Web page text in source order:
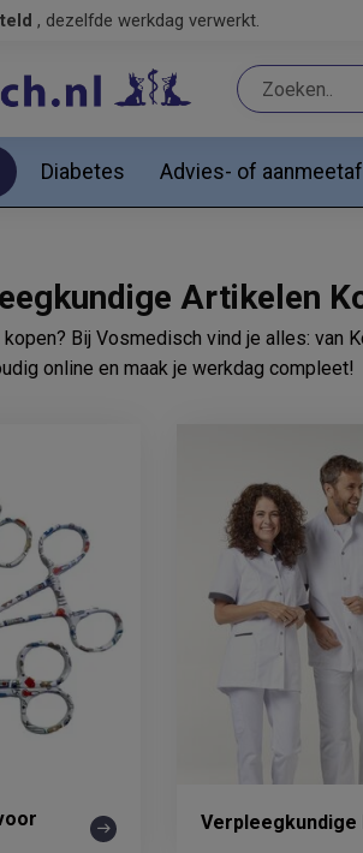
, dezelfde werkdag verwerkt.
Diabetes Advies- of
Artikelen
Bij Vosmedisch vind je alles: van
online en maak je werkdag compleet!
Verpleegkundige